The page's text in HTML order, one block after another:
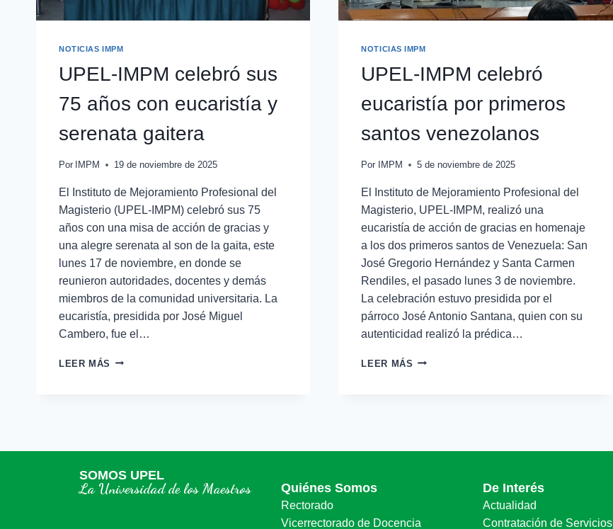
NOTICIAS IMPM
UPEL-IMPM celebró sus
75 años con eucaristía y
serenata gaitera
Por IMPM 19 de noviembre de 2025
El Instituto de Mejoramiento Profesional del
Magisterio (UPEL-IMPM) celebró sus 75
años con una misa de acción de gracias y
una alegre serenata al son de la gaita, este
lunes 17 de noviembre, en donde se
reunieron autoridades, docentes y demás
miembros de la comunidad universitaria. La
eucaristía, presidida por José Miguel
Cambero, fue el…
LEER MÁS
NOTICIAS IMPM
UPEL-IMPM celebró
eucaristía por primeros
santos venezolanos
Por IMPM 5 de noviembre de 2025
El Instituto de Mejoramiento Profesional del
Magisterio, UPEL-IMPM, realizó una
eucaristía de acción de gracias en homenaje
a los dos primeros santos de Venezuela: San
José Gregorio Hernández y Santa Carmen
Rendiles, el pasado lunes 3 de noviembre.
La celebración estuvo presidida por el
párroco José Antonio Santana, quien con su
autenticidad realizó la prédica…
LEER MÁS
SOMOS UPEL
La Universidad de los Maestros Quiénes Somos
Rectorado
Vicerrectorado de Docencia
De Interés
Actualidad
Contratación de Servicios